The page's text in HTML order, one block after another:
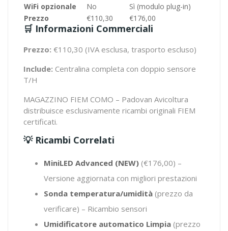
WiFi opzionale
No
Sì (modulo plug-in)
Prezzo
€110,30 €176,00
🛒 Informazioni Commerciali
Prezzo: €110,30 (IVA esclusa, trasporto escluso)
Include: Centralina completa con doppio sensore
T/H
MAGAZZINO FIEM COMO – Padovan Avicoltura
distribuisce esclusivamente ricambi originali FIEM
certificati.
💡 Ricambi Correlati
MiniLED Advanced (NEW) (€176,00) –
Versione aggiornata con migliori prestazioni
Sonda temperatura/umidità (prezzo da
verificare) – Ricambio sensori
Umidificatore automatico Limpia (prezzo